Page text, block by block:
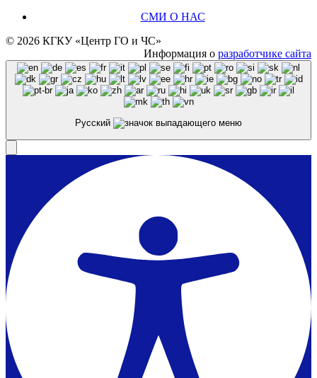
СМИ О НАС
© 2026 КГКУ «Центр ГО и ЧС»
Информация о разработчике сайта
Русский